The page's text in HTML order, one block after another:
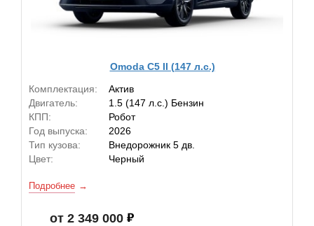
Omoda C5 II (147 л.с.)
Комплектация:
Актив
Двигатель:
1.5 (147 л.с.) Бензин
КПП:
Робот
Год выпуска:
2026
Тип кузова:
Внедорожник 5 дв.
Цвет:
Черный
Подробнее
от 2 349 000